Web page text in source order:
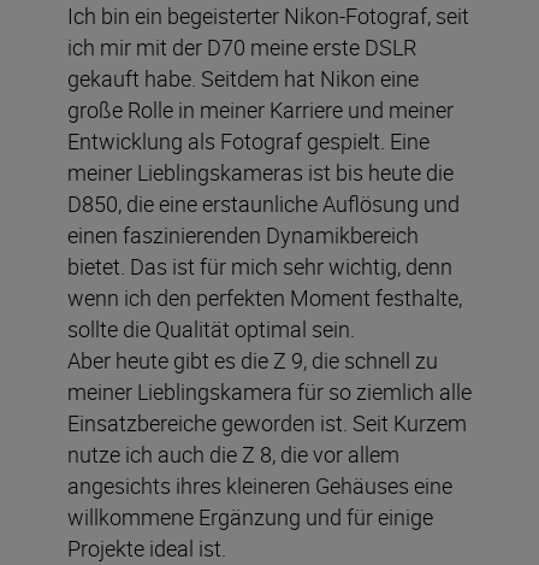
Ich bin ein begeisterter Nikon-Fotograf, seit
ich mir mit der D70 meine erste DSLR
gekauft habe. Seitdem hat Nikon eine
große Rolle in meiner Karriere und meiner
Entwicklung als Fotograf gespielt. Eine
meiner Lieblingskameras ist bis heute die
D850, die eine erstaunliche Auflösung und
einen faszinierenden Dynamikbereich
bietet. Das ist für mich sehr wichtig, denn
wenn ich den perfekten Moment festhalte,
sollte die Qualität optimal sein.
Aber heute gibt es die Z 9, die schnell zu
meiner Lieblingskamera für so ziemlich alle
Einsatzbereiche geworden ist. Seit Kurzem
nutze ich auch die Z 8, die vor allem
angesichts ihres kleineren Gehäuses eine
willkommene Ergänzung und für einige
Projekte ideal ist.